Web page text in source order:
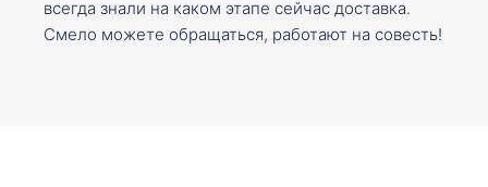
всегда знали на каком этапе сейчас доставка.
Смело можете обращаться, работают на совесть!